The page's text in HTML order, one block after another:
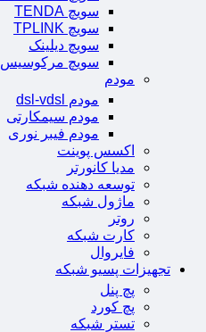
سویچ TENDA
سویچ TPLINK
سویچ دیلینک
سویچ مرکوسیس
مودم
مودم dsl-vdsl
مودم سیمکارتی
مودم فیبر نوری
اکسس پوینت
مدیا کانورتر
توسعه دهنده شبکه
ماژول شبکه
روتر
کارت شبکه
فایروال
تجهیزات پسیو شبکه
پچ پنل
پچ کورد
تستر شبکه